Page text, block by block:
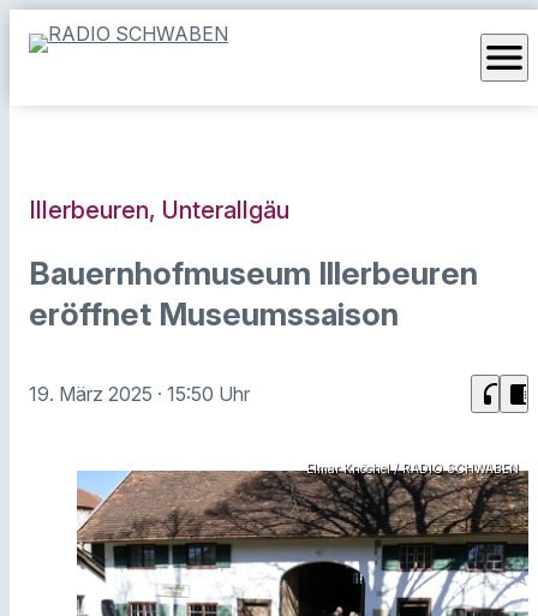
menu
Illerbeuren, Unterallgäu
Bauernhofmuseum Illerbeuren
eröffnet Museumssaison
19. März 2025 · 15:50 Uhr headphones chrome_reader_mode
Elmar Knöchel / RADIO SCHWABEN